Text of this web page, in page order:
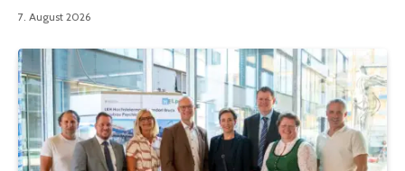
7. August 2026